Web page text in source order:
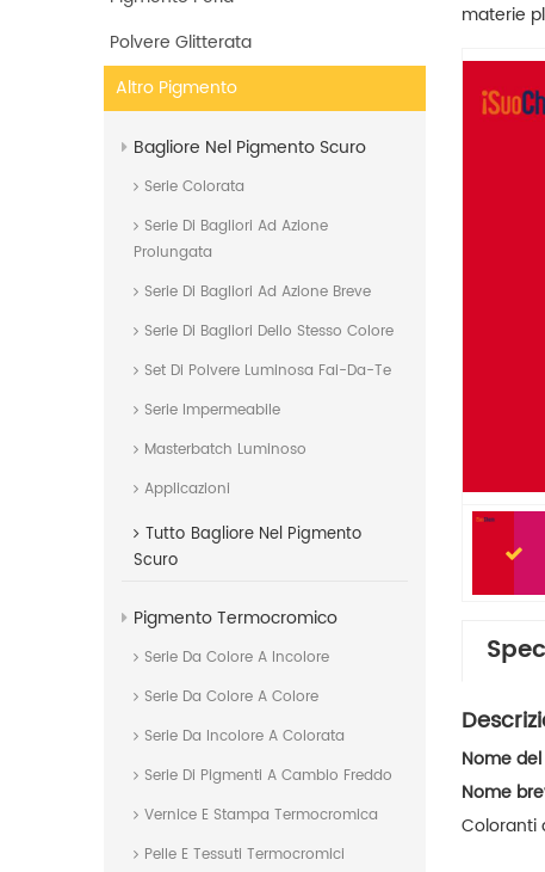
materie
Nome
Nome
Coloranti
Polvere Glitterata
Altro Pigmento
Bagliore Nel Pigmento Scuro
Serie Colorata
Serie Di Bagliori Ad Azione
Prolungata
Serie Di Bagliori Ad Azione Breve
Serie Di Bagliori Dello Stesso Colore
Set Di Polvere Luminosa Fai-Da-Te
Serie Impermeabile
Masterbatch Luminoso
Applicazioni
Tutto Bagliore Nel Pigmento
Scuro
Pigmento Termocromico
Serie Da Colore A Incolore
Serie Da Colore A Colore
Serie Da Incolore A Colorata
Serie Di Pigmenti A Cambio Freddo
Vernice E Stampa Termocromica
Pelle E Tessuti Termocromici